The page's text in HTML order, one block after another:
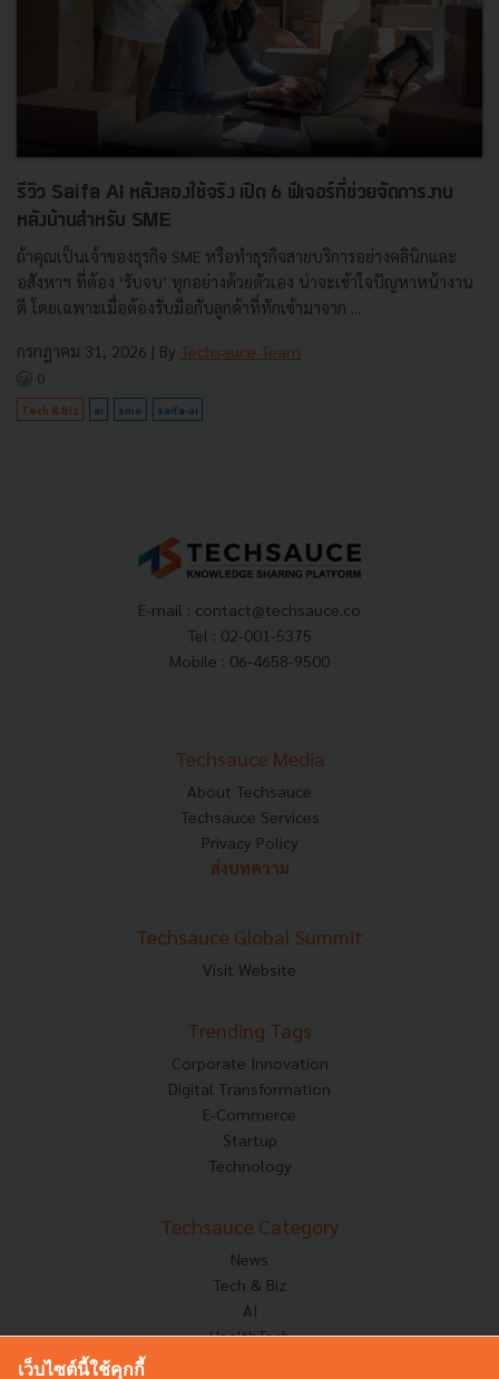
รีวิว Saifa AI หลังลองใช้จริง เปิด 6 ฟีเจอร์ที่ช่วยจัดการงาน
หลังบ้านสำหรับ SME
ถ้าคุณเป็นเจ้าของธุรกิจ SME หรือทำธุรกิจสายบริการอย่างคลินิกและ
อสังหาฯ ที่ต้อง ‘รับจบ’ ทุกอย่างด้วยตัวเอง น่าจะเข้าใจปัญหาหน้างาน
ดี โดยเฉพาะเมื่อต้องรับมือกับลูกค้าที่ทักเข้ามาจาก ...
กรกฎาคม 31, 2026 | By Techsauce Team
0
Tech & Biz ai sme saifa-ai
E-mail : contact@techsauce.co
Tel : 02-001-5375
Mobile : 06-4658-9500
Techsauce Media
About Techsauce
Techsauce Services
Privacy Policy
ส่งบทความ
Techsauce Global Summit
Visit Website
Trending Tags
Corporate Innovation
Digital Transformation
E-Commerce
Startup
Technology
Techsauce Category
News
Tech & Biz
AI
HealthTech
เว็บไซต์นี้ใช้คุกกี้